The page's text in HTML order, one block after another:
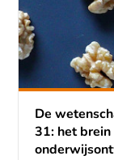
De
31: het